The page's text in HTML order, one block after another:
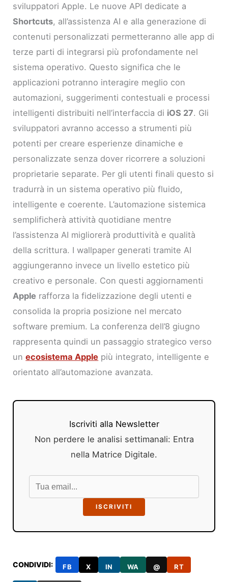
sviluppatori Apple. Le nuove API dedicate a
Shortcuts, all’assistenza AI e alla generazione di
contenuti personalizzati permetteranno alle app di
terze parti di integrarsi più profondamente nel
sistema operativo. Questo significa che le
applicazioni potranno interagire meglio con
automazioni, suggerimenti contestuali e processi
intelligenti distribuiti nell’interfaccia di iOS 27. Gli
sviluppatori avranno accesso a strumenti più
potenti per creare esperienze dinamiche e
personalizzate senza dover ricorrere a soluzioni
proprietarie separate. Per gli utenti finali questo si
tradurrà in un sistema operativo più fluido,
intelligente e coerente. L’automazione sistemica
semplificherà attività quotidiane mentre
l’assistenza AI migliorerà produttività e qualità
della scrittura. I wallpaper generati tramite AI
aggiungeranno invece un livello estetico più
creativo e personale. Con questi aggiornamenti
Apple rafforza la fidelizzazione degli utenti e
consolida la propria posizione nel mercato
software premium. La conferenza dell’8 giugno
rappresenta quindi un passaggio strategico verso
unecosistema Apple più integrato, intelligente e
orientato all’automazione avanzata.
Iscriviti alla Newsletter
Non perdere le analisi settimanali: Entra
nella Matrice Digitale.
ISCRIVITI
CONDIVIDI: FB X IN WA @ RT